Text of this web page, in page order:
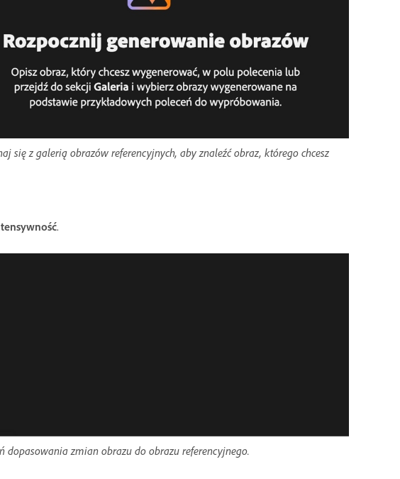
się z galerią obrazów referencyjnych, aby znaleźć obraz, którego chcesz
.
dopasowania zmian obrazu do obrazu referencyjnego.